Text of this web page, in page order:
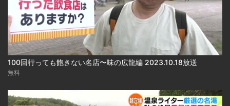
100回行っても飽きない名店〜味の広龍編 2023.10.18放送
無料